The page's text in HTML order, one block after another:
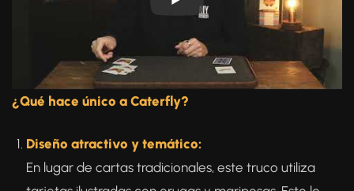
¿Qué hace único a Caterfly?
Diseño atractivo y temático:
En lugar de cartas tradicionales, este truco utiliza